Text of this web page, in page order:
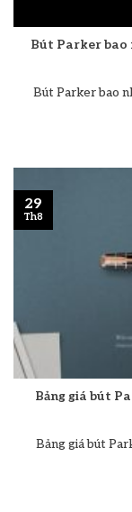
Bút Parker bao
Bút Parker bao
Bảng giá bút
Bảng giá bút
29
Th8